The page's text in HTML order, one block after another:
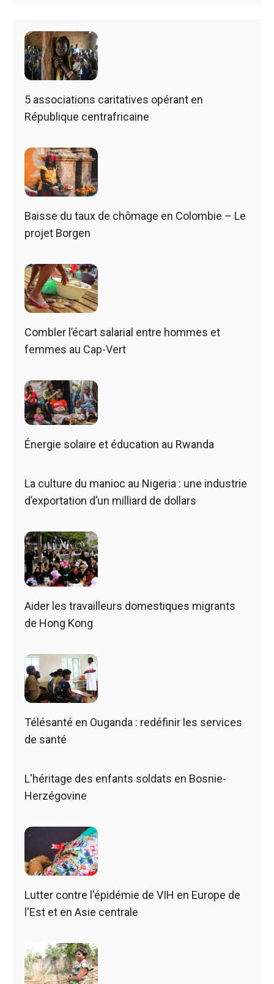
5 associations caritatives opérant en
République centrafricaine
Baisse du taux de chômage en Colombie – Le
projet Borgen
Combler l’écart salarial entre hommes et
femmes au Cap-Vert
Énergie solaire et éducation au Rwanda
La culture du manioc au Nigeria : une industrie
d’exportation d’un milliard de dollars
Aider les travailleurs domestiques migrants
de Hong Kong
Télésanté en Ouganda : redéfinir les services
de santé
L'héritage des enfants soldats en Bosnie-
Herzégovine
Lutter contre l'épidémie de VIH en Europe de
l'Est et en Asie centrale